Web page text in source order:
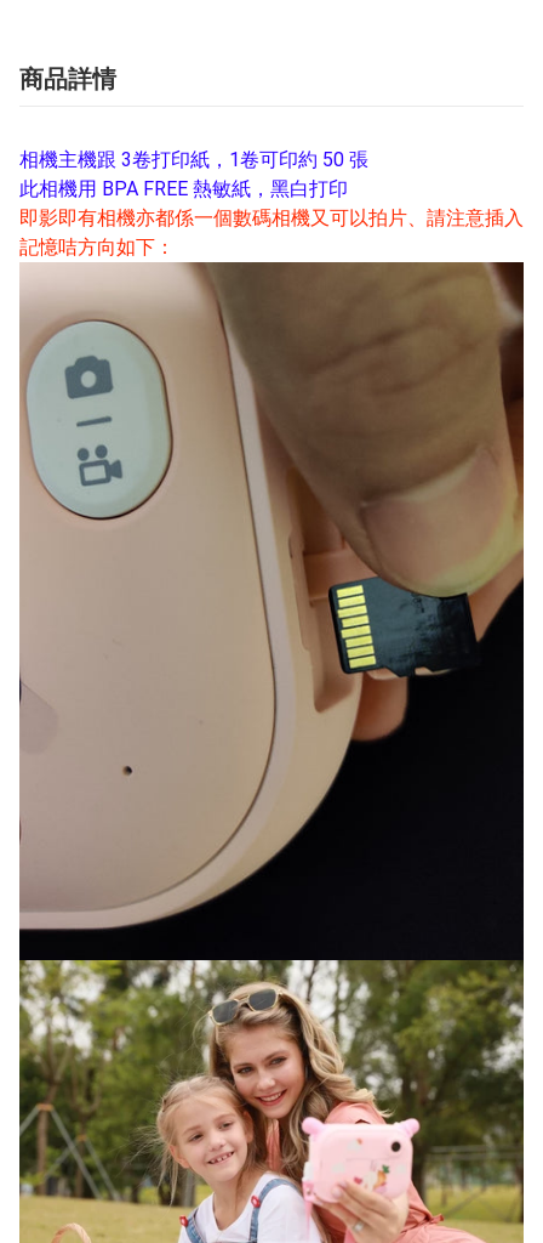
商品詳情
相機主機跟 3卷打印紙，1卷可印約 50 張
此相機用 BPA FREE 熱敏紙，黑白打印
即影即有相機亦都係一個數碼相機又可以拍片、請注意插入
記憶咭方向如下：